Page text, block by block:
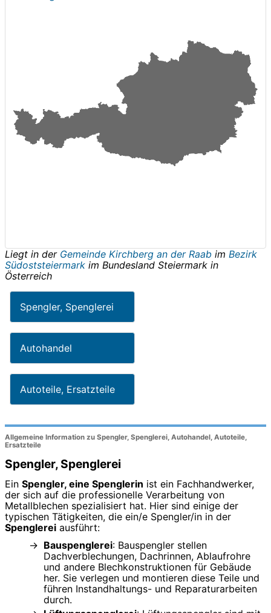
Liegt in der Gemeinde Kirchberg an der Raab im Bezirk
Südoststeiermark im Bundesland Steiermark in
Österreich
Spengler, Spenglerei
Autohandel
Autoteile, Ersatzteile
Allgemeine Information zu Spengler, Spenglerei, Autohandel, Autoteile,
Ersatzteile
Spengler, Spenglerei
Ein Spengler, eine Spenglerin ist ein Fachhandwerker,
der sich auf die professionelle Verarbeitung von
Metallblechen spezialisiert hat. Hier sind einige der
typischen Tätigkeiten, die ein/e Spengler/in in der
Spenglerei ausführt:
Bauspenglerei: Bauspengler stellen
Dachverblechungen, Dachrinnen, Ablaufrohre
und andere Blechkonstruktionen für Gebäude
her. Sie verlegen und montieren diese Teile und
führen Instandhaltungs- und Reparaturarbeiten
durch.